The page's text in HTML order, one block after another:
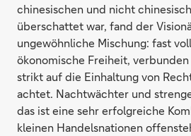
chinesischen und nicht
überschattet war, fand der
ungewöhnliche Mischung: fast
ökonomische Freiheit,
strikt auf die Einhaltung von
achtet. Nachtwächter und
das ist eine sehr erfolgreiche
kleinen Handelsnationen